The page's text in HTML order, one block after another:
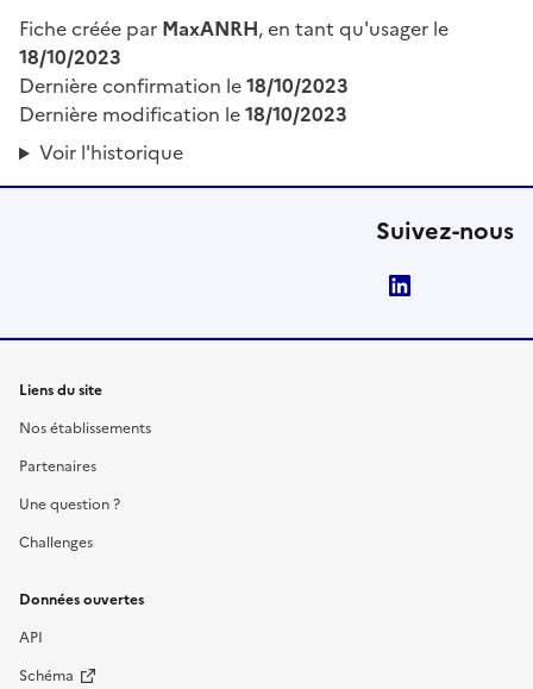
Fiche créée par MaxANRH, en tant qu'usager le
18/10/2023
Dernière confirmation le18/10/2023
Dernière modification le18/10/2023
Voir l'historique
Suivez-nous
Liens du site
Nos établissements
Partenaires
Une question ?
Challenges
Données ouvertes
API
Schéma